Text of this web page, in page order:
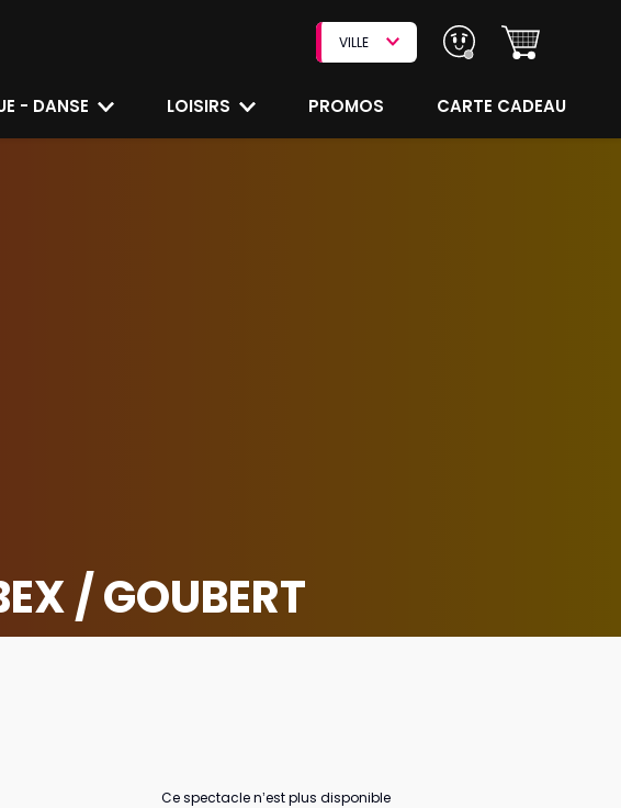
VILLE
- DANSE LOISIRS PROMOS CARTE CADEAU
/ GOUBERT
Ce spectacle n’est plus disponible